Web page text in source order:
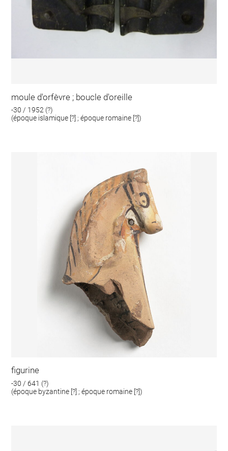
moule d'orfèvre ; boucle d'oreille
-30 / 1952 (?)
(époque islamique [?] ; époque romaine [?])
figurine
-30 / 641 (?)
(époque byzantine [?] ; époque romaine [?])